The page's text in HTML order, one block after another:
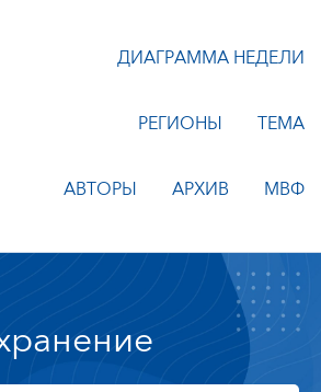
ДИАГРАММА НЕДЕЛИ
РЕГИОНЫ ТЕМА
АВТОРЫ АРХИВ МВФ